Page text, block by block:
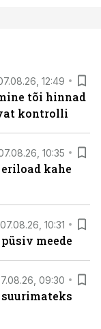
12:49
tõi hinnad
kontrolli
10:35
kahe
07.08.26, 10:31
meede
09:30